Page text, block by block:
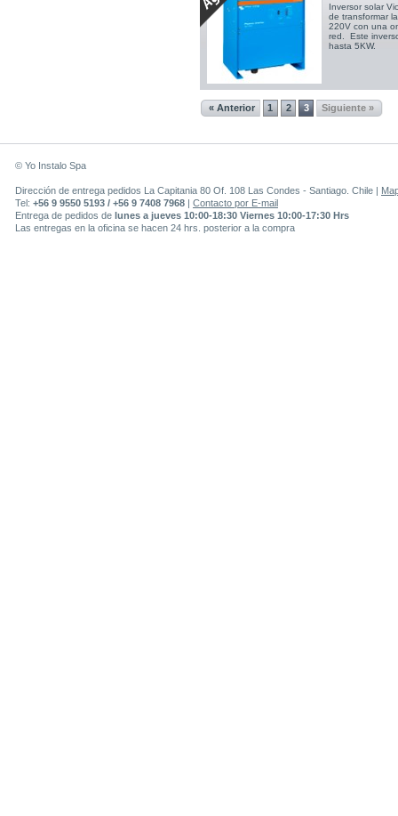
Inversor solar
de transformar
220V con una
red. Este
hasta 5KW.
« Anterior 1 2 3 Siguiente »
© Yo Instalo Spa
Dirección de entrega pedidos La Capitania 80 Of. 108 Las Condes - Santiago. Chile |
Tel: +56 9 9550 5193 / +56 9 7408 7968 | Contacto por E-mail
Entrega de pedidos de lunes a jueves 10:00-18:30 Viernes 10:00-17:30 Hrs
Las entregas en la oficina se hacen 24 hrs. posterior a la compra